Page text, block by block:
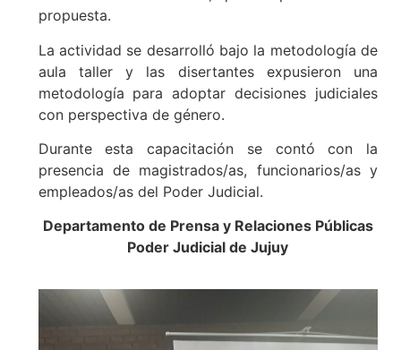
propuesta.
La actividad se desarrolló bajo la metodología de
aula taller y las disertantes expusieron una
metodología para adoptar decisiones judiciales
con perspectiva de género.
Durante esta capacitación se contó con la
presencia de magistrados/as, funcionarios/as y
empleados/as del Poder Judicial.
Departamento de Prensa y Relaciones Públicas
Poder Judicial de Jujuy